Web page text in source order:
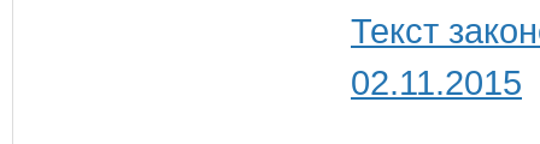
Текст
02.11.2015